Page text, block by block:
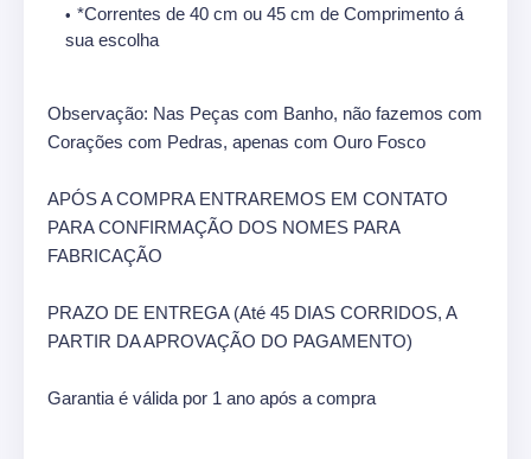
*Correntes de 40 cm ou 45 cm de Comprimento á
sua escolha
Observação: Nas Peças com Banho, não fazemos com
Corações com Pedras, apenas com Ouro Fosco
APÓS A COMPRA ENTRAREMOS EM CONTATO
PARA CONFIRMAÇÃO DOS NOMES PARA
FABRICAÇÃO
PRAZO DE ENTREGA (Até 45 DIAS CORRIDOS, A
PARTIR DA APROVAÇÃO DO PAGAMENTO)
Garantia é válida por 1 ano após a compra